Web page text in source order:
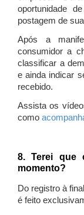
oportunidade
postagem de
Após a
consumidor a
classificar a
e ainda indicar
recebido.
Assista os
como
8. Terei que
momento?
Do registro à
é feito